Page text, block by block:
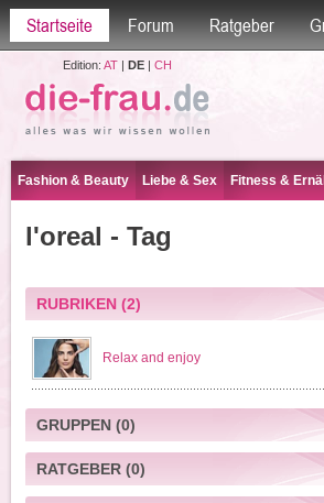
Startseite Forum Ratgeber
Edition: AT| DE| CH
Fashion & Beauty Liebe & Sex Fitness &
l'oreal - Tag
RUBRIKEN(2)
Relax and enjoy
GRUPPEN(0)
RATGEBER(0)